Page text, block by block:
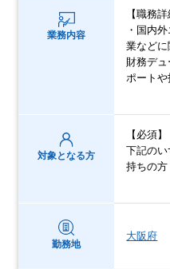
業務内容
【職務詳
・国内
業など
財務デ
ポートや
対象となる方
【必須】
下記の
持ちの方
勤務地
大阪府